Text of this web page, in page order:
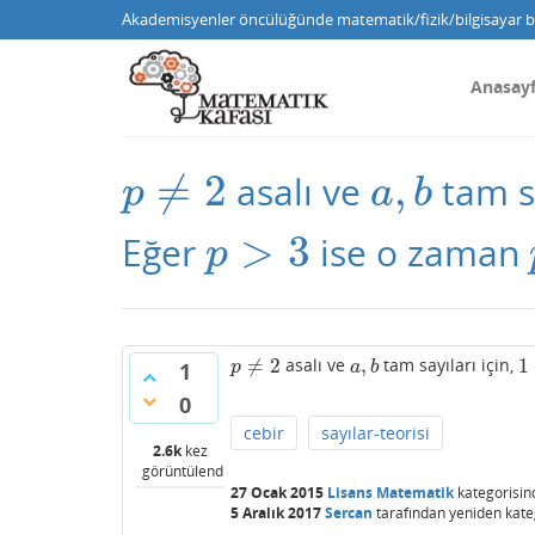
Akademisyenler öncülüğünde matematik/fizik/bilgisayar
p ≠ 2
p≠2 asalı ve a, b
a,b tam
Eğer p > 3
p>3 ise o zaman
1
0
2.6kkez
görüntülendi
p ≠ 2
p ≠2 asalı ve a, b
a,b tam sayıları için, 1
1
cebir sayılar-teorisi
27 Ocak 2015 Lisans Matematik
5 Aralık 2017Sercan tarafındanyeniden